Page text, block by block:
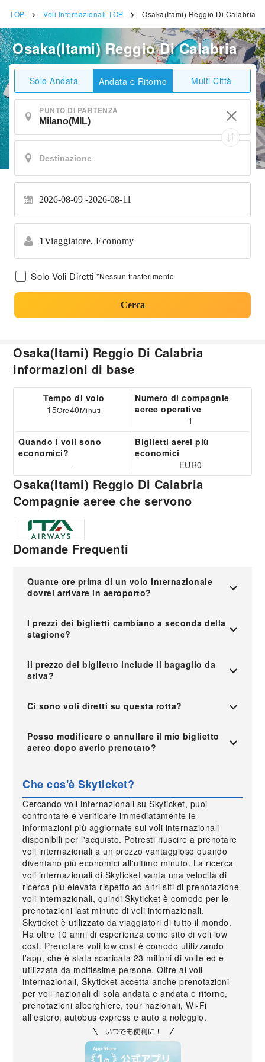
TOP Voli Internazionali TOP Osaka(Itami) Reggio Di Calabria
Osaka(Itami) Reggio Di Calabria
Solo Andata Andata e Ritorno Multi Città
PUNTO DI PARTENZA
2026-08-09 2026-08-11
1Viaggiatore, Economy
Solo Voli Diretti *Nessun trasferimento
Cerca
Osaka(Itami) Reggio Di Calabria
informazioni di base
Tempo di volo
15Ore40Minuti
Numero di compagnie
aeree operative
1
Quando i voli sono
economici?
-
Biglietti aerei più
economici
EUR0
Osaka(Itami) Reggio Di Calabria
Compagnie aeree che servono
Domande Frequenti
Quante ore prima di un volo internazionale
dovrei arrivare in aeroporto?
I prezzi dei biglietti cambiano a seconda della
stagione?
Il prezzo del biglietto include il bagaglio da
stiva?
Ci sono voli diretti su questa rotta?
Posso modificare o annullare il mio biglietto
aereo dopo averlo prenotato?
Che cos'è Skyticket?
Cercando voli internazionali su Skyticket, puoi
confrontare e verificare immediatamente le
informazioni più aggiornate sui voli internazionali
disponibili per l'acquisto. Potresti riuscire a prenotare
voli internazionali a un prezzo vantaggioso quando
diventano più economici all'ultimo minuto. La ricerca
voli internazionali di Skyticket vanta una velocità di
ricerca più elevata rispetto ad altri siti di prenotazione
voli internazionali, quindi Skyticket è comodo per le
prenotazioni last minute di voli internazionali.
Skyticket è utilizzato da viaggiatori di tutto il mondo.
Ha oltre 10 anni di esperienza come sito di voli low
cost. Prenotare voli low cost è comodo utilizzando
l'app, che è stata scaricata 23 milioni di volte ed è
utilizzata da moltissime persone. Oltre ai voli
internazionali, Skyticket accetta anche prenotazioni
per voli nazionali di sola andata e andata e ritorno,
prenotazioni alberghiere, tour nazionali, Wi-Fi
all'estero, autobus express e auto a noleggio.